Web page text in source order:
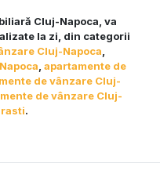
Cluj-Napoca, va
la zi, din categorii
Cluj-Napoca
apartamente de
de vânzare Cluj-
de vânzare Cluj-
.